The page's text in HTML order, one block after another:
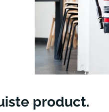
Pictogrammen
Pictogram verboden toegang
Pictogram technische ruimte
Alle pictogrammen
product.